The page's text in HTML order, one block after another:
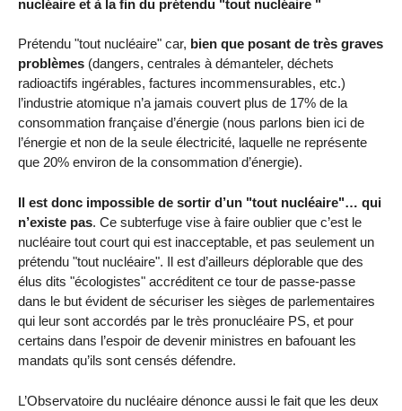
nucléaire et à la fin du prétendu "tout nucléaire "
Prétendu "tout nucléaire" car, bien que posant de très graves
problèmes (dangers, centrales à démanteler, déchets
radioactifs ingérables, factures incommensurables, etc.)
l’industrie atomique n’a jamais couvert plus de 17% de la
consommation française d’énergie (nous parlons bien ici de
l’énergie et non de la seule électricité, laquelle ne représente
que 20% environ de la consommation d’énergie).
Il est donc impossible de sortir d’un "tout nucléaire"… qui
n’existe pas. Ce subterfuge vise à faire oublier que c’est le
nucléaire tout court qui est inacceptable, et pas seulement un
prétendu "tout nucléaire". Il est d’ailleurs déplorable que des
élus dits "écologistes" accréditent ce tour de passe-passe
dans le but évident de sécuriser les sièges de parlementaires
qui leur sont accordés par le très pronucléaire PS, et pour
certains dans l’espoir de devenir ministres en bafouant les
mandats qu’ils sont censés défendre.
L’Observatoire du nucléaire dénonce aussi le fait que les deux